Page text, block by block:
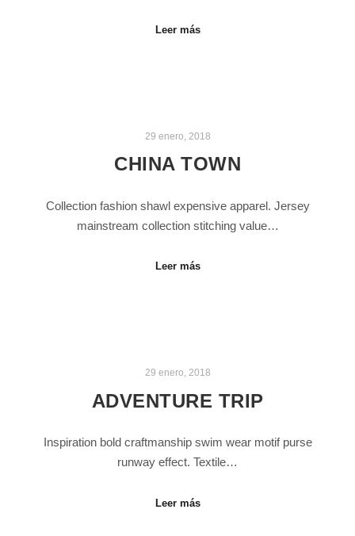
Leer más
29 enero, 2018
CHINA TOWN
Collection fashion shawl expensive apparel. Jersey
mainstream collection stitching value…
Leer más
29 enero, 2018
ADVENTURE TRIP
Inspiration bold craftmanship swim wear motif purse
runway effect. Textile…
Leer más